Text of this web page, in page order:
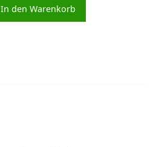
In den Warenkorb